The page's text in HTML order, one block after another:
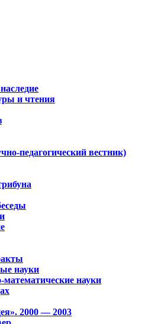
и чтения
педагогический вестник)
науки
математические науки
2000 — 2003